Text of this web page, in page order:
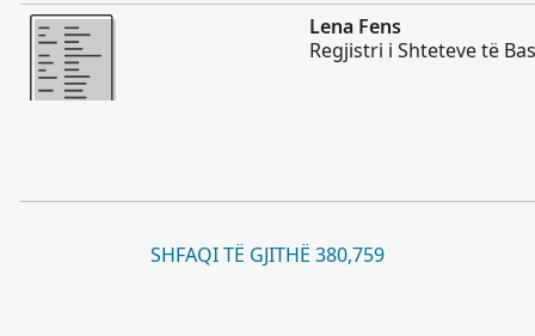
Më Shumë
Lena Fens
Regjistri i Shteteve të
SHFAQI TË GJITHË 380,759